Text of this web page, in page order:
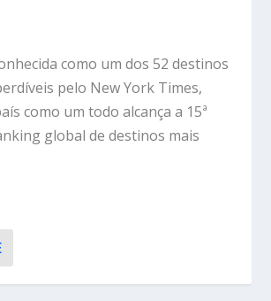
como um dos 52 destinos
pelo New York Times,
como um todo alcança a 15ª
global de destinos mais